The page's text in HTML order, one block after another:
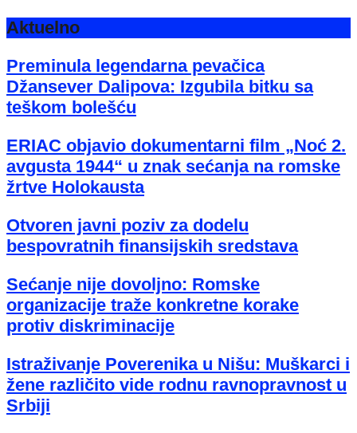
Aktuelno
Preminula legendarna pevačica
Džansever Dalipova: Izgubila bitku sa
teškom bolešću
ERIAC objavio dokumentarni film „Noć 2.
avgusta 1944“ u znak sećanja na romske
žrtve Holokausta
Otvoren javni poziv za dodelu
bespovratnih finansijskih sredstava
Sećanje nije dovoljno: Romske
organizacije traže konkretne korake
protiv diskriminacije
Istraživanje Poverenika u Nišu: Muškarci i
žene različito vide rodnu ravnopravnost u
Srbiji